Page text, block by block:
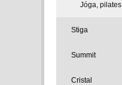
Jóga, pilates
Stiga
Summit
Cristal